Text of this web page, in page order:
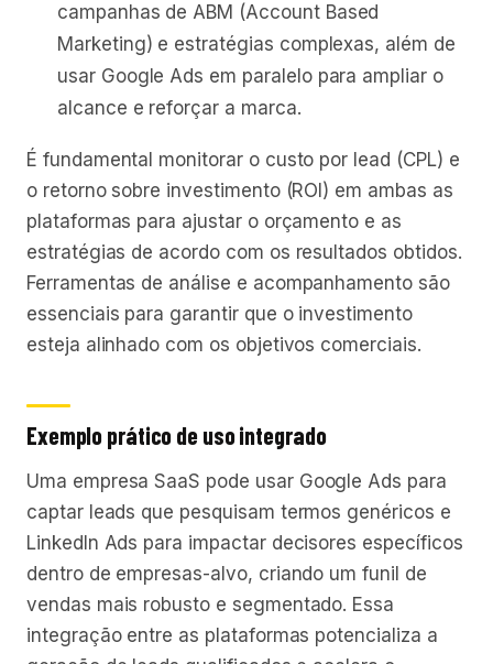
campanhas de ABM (Account Based
Marketing) e estratégias complexas, além de
usar Google Ads em paralelo para ampliar o
alcance e reforçar a marca.
É fundamental monitorar o custo por lead (CPL) e
o retorno sobre investimento (ROI) em ambas as
plataformas para ajustar o orçamento e as
estratégias de acordo com os resultados obtidos.
Ferramentas de análise e acompanhamento são
essenciais para garantir que o investimento
esteja alinhado com os objetivos comerciais.
Exemplo prático de uso integrado
Uma empresa SaaS pode usar Google Ads para
captar leads que pesquisam termos genéricos e
LinkedIn Ads para impactar decisores específicos
dentro de empresas-alvo, criando um funil de
vendas mais robusto e segmentado. Essa
integração entre as plataformas potencializa a